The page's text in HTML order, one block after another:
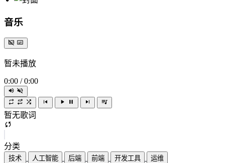
音乐
暂未播放
0:00 / 0:00
暂无歌词
分类
技术
人工智能
后端
前端
开发工具
运维